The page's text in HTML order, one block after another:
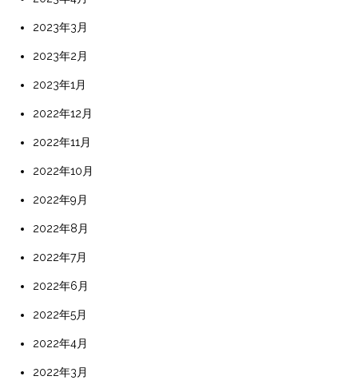
2023年3月
2023年2月
2023年1月
2022年12月
2022年11月
2022年10月
2022年9月
2022年8月
2022年7月
2022年6月
2022年5月
2022年4月
2022年3月